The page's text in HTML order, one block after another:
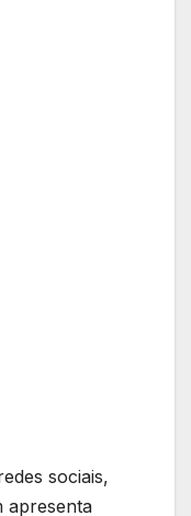
sociais,
apresenta